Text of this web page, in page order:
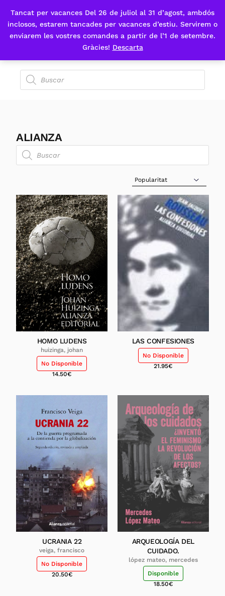
Tancat per vacances Del 26 de juliol al 31 d’agost, ambdós
inclosos, estarem tancades per vacances d’estiu. Servirem o
enviarem les vostres comandes a partir de l’1 de setembre.
Gràcies! Descarta
Fes-te'n sòcia
ALIANZA
Sort Products
HOMO LUDENS
huizinga, johan
No Disponible
14.50€
LAS CONFESIONES
No Disponible
21.95€
UCRANIA 22
veiga, francisco
No Disponible
20.50€
ARQUEOLOGÍA DEL
CUIDADO.
lópez mateo, mercedes
Disponible
18.50€